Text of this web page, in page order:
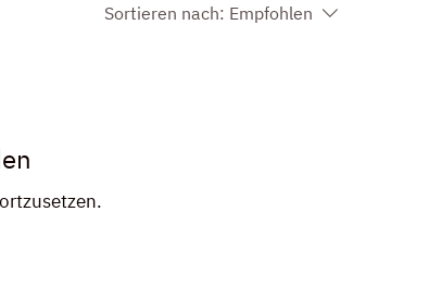
Sortieren nach: Empfohlen